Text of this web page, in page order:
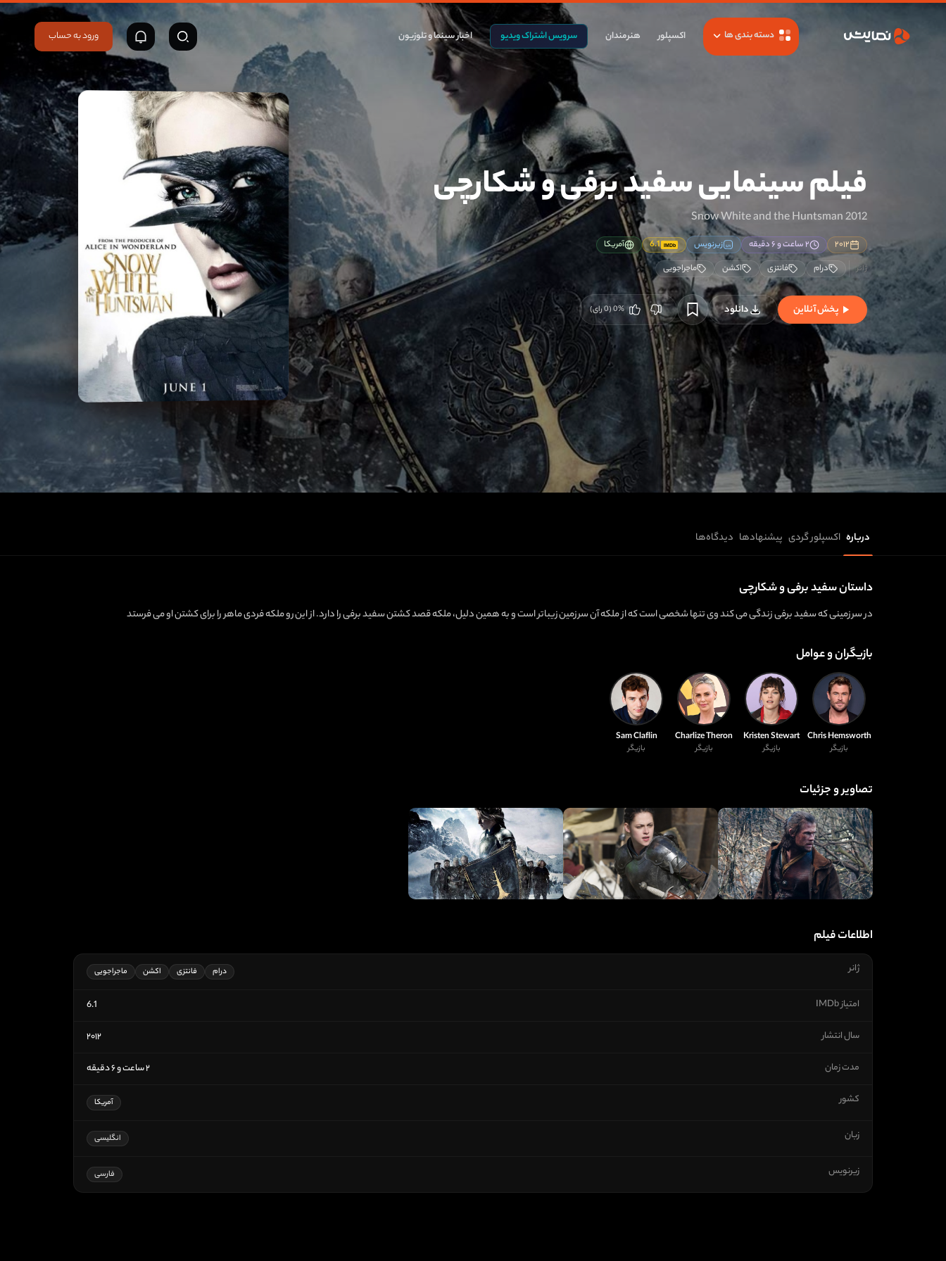
دسته بندی ها اکسپلور هنرمندان سرویس اشتراک ویدیو اخبار سینما و تلوزیون ورود به حساب
فیلم سینمایی سفید برفی و شکارچی
Snow White and the Huntsman 2012
۲۰۱۲ ۲ ساعت و ۶ دقیقه زیرنویس IMDb
6.1
آمریکا
درام
فانتزی اکشن ماجراجویی
پخش آنلاین دانلود 0%
(
0رای)
درباره اکسپلور گردی پیشنهادها دیدگاه‌ها
داستان سفید برفی و شکارچی
در سرزمینی که سفید برفی زندگی می کند وی تنها شخصی است که از ملکه آن سرزمین زیباتر است و به همین دلیل، ملکه قصد کشتن سفید برفی را دارد. از این رو ملکه فردی ماهر را برای کشتن او می فرستد
بازیگران و عوامل
Chris Hemsworth
بازیگر
Kristen Stewart
بازیگر
Charlize Theron
بازیگر
Sam Claflin
بازیگر
تصاویر و جزئیات
اطلاعات فیلم
ژانر درام فانتزی اکشن ماجراجویی
امتیاز IMDb 6.1
سال انتشار ۲۰۱۲
مدت زمان ۲ ساعت و ۶ دقیقه
کشور آمریکا
زبان انگلیسی
زیرنویس فارسی